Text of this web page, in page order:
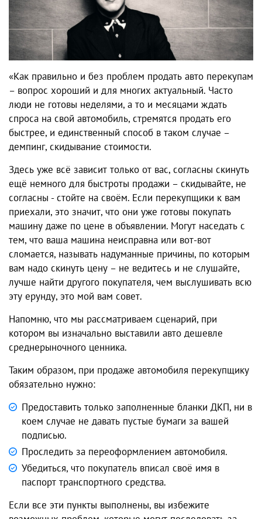
«Как правильно и без проблем продать авто перекупам
– вопрос хороший и для многих актуальный. Часто
люди не готовы неделями, а то и месяцами ждать
спроса на свой автомобиль, стремятся продать его
быстрее, и единственный способ в таком случае –
демпинг, скидывание стоимости.
Здесь уже всё зависит только от вас, согласны скинуть
ещё немного для быстроты продажи – скидывайте, не
согласны - стойте на своём. Если перекупщики к вам
приехали, это значит, что они уже готовы покупать
машину даже по цене в объявлении. Могут наседать с
тем, что ваша машина неисправна или вот-вот
сломается, называть надуманные причины, по которым
вам надо скинуть цену – не ведитесь и не слушайте,
лучше найти другого покупателя, чем выслушивать всю
эту ерунду, это мой вам совет.
Напомню, что мы рассматриваем сценарий, при
котором вы изначально выставили авто дешевле
среднерыночного ценника.
Таким образом, при продаже автомобиля перекупщику
обязательно нужно:
Предоставить только заполненные бланки ДКП, ни в
коем случае не давать пустые бумаги за вашей
подписью.
Проследить за переоформлением автомобиля.
Убедиться, что покупатель вписал своё имя в
паспорт транспортного средства.
Если все эти пункты выполнены, вы избежите